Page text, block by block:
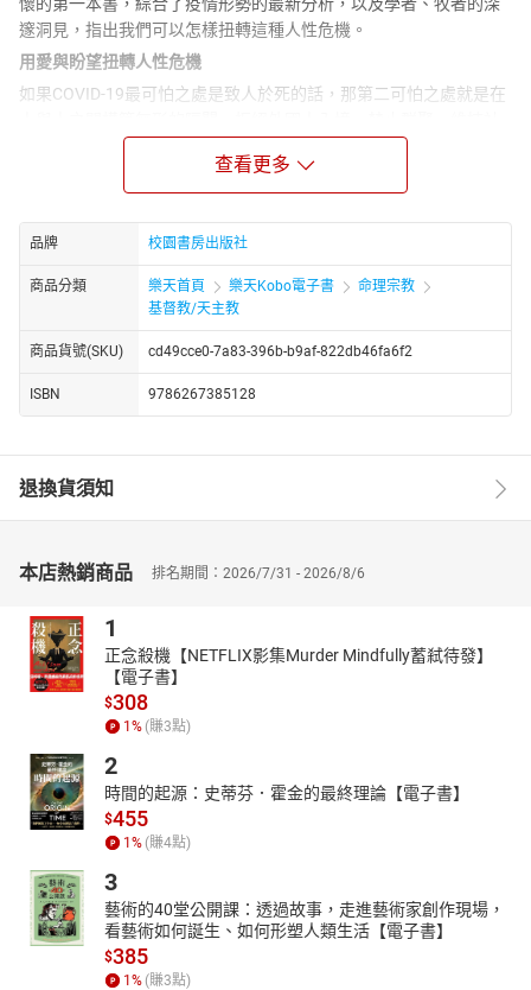
邃洞見，指出我們可以怎樣扭轉這種人性危機。
用愛與盼望扭轉人性危機
如果COVID-19最可怕之處是致人於死的話，那第二可怕之處就是在
交距離等有形的隔閡影響還小；囤積防疫用品、歧視染疫病患、時
刻提防別人等無形的隔閡，為人性當中神的形像、人與人的互信關
係，帶來空前的威脅。這次疫情不但是個公衛危機，更是個人性危
機。
《疫情神學：在愛與盼望中邁向後疫情時代》指出我們可以怎樣扭
轉這種人性危機。本書是華人教會對COVID-19疫情做神學反思與牧
養關懷的第一本書，綜合了疫情形勢的最新分析，以及學者、牧者
的深邃洞見。本書特色如下：
◆分析全球疫情形勢。仔細整合疫情爆發以來，有關疫情的數據和
新聞報導，加以釐清，讓讀者正確把握疫情實況。 ◆疫情神學通
識。把聖經有關末世的難解經文，以及有關苦難的神學難題，轉化
予慕道友，幫助他們認識福音。
︱作者介紹︱
魏連嶽
英國愛丁堡大學神學院哲學博士。曾受邀到英國劍橋大學發表論
文，收錄於歐洲教父學叢書Studia Patristica；另有一篇出版於歷史
悠久的早期基督教研究期刊Vigiliae Christianae。曾任台灣神學院專
任老師、神學系系主任，現任衛理神學研究院專任副教授。著作
《死亡神學》獲二○一七年台灣基督教金書獎，另合著《神學的波瀾
與壯闊：教會論與聖靈論》。魏老師為人謙和、熱愛生命，樂於分
享自己的人生故事，曾多次獲邀向企業主管、大專學生、獄中受刑
人等演講。
查看更多
品牌 校園書房出版社
商品分類 樂天首頁 樂天Kobo電子書
命理宗教
基督教/天主教
商品貨號(SKU) cd49cce0-7a83-396b-b9af-822db46fa6f2
ISBN 9786267385128
退換貨須知
本店熱銷商品 排名期間：2026/7/31 - 2026/8/6
1
正念殺機【NETFLIX影集Murder Mindfully蓄弒待發】
【電子書】
$308
1 % (賺3點)
2
時間的起源：史蒂芬．霍金的最終理論【電子書】
$455
1 % (賺4點)
3
藝術的40堂公開課：透過故事，走進藝術家創作現場，
看藝術如何誕生、如何形塑人類生活【電子書】
$385
1 % (賺3點)